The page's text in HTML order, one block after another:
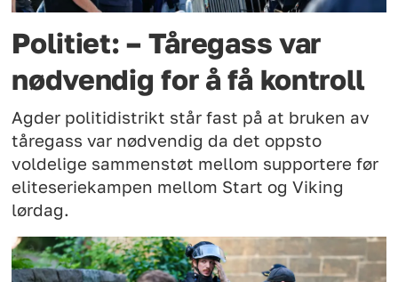
Politiet: – Tåregass var
nødvendig for å få kontroll
Agder politidistrikt står fast på at bruken av
tåregass var nødvendig da det oppsto
voldelige sammenstøt mellom supportere før
eliteseriekampen mellom Start og Viking
lørdag.